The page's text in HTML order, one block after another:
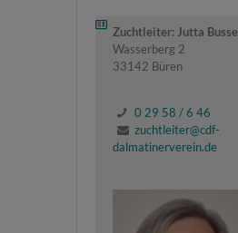
Zuchtleiter: Jutta
Wasserberg 2
33142 Büren
0 29 58 / 6 46
zuchtleiter@cdf-
dalmatinerverein.de